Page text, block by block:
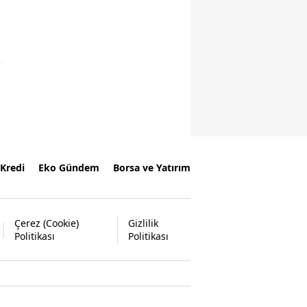
Kredi Eko Gündem Borsa ve Yatırım
Çerez (Cookie)
Politikası
Gizlilik
Politikası